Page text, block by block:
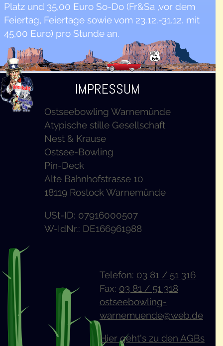
Platz und 35,00 Euro So-Do (Fr&Sa ,vor dem
Feiertag, Feiertage sowie vom 23.12.-31.12. mit
45,00 Euro) pro Stunde an.
IMPRESSUM
Ostseebowling Warnemünde
Atypische stille Gesellschaft
Nest & Krause
Ostsee-Bowling
Pin-Deck
Alte Bahnhofstrasse 10
18119 Rostock Warnemünde
USt-ID: 07916000507
W-IdNr.: DE166961988
Telefon: 03 81 / 51 316
Fax: 03 81 / 51 318
ostseebowling-
warnemuende@web.de
Hier geht's zu den AGBs